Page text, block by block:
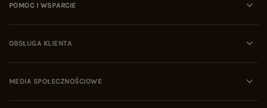
POMOC I WSPARCIE
OBSŁUGA KLIENTA
MEDIA SPOŁECZNOŚCIOWE